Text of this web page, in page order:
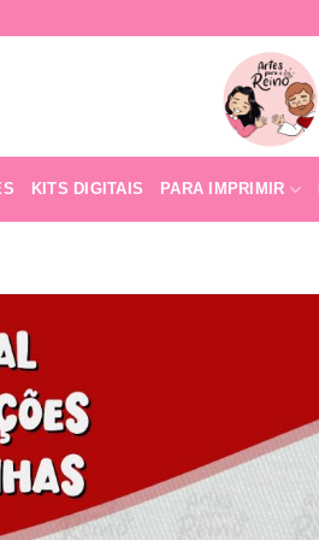
KITS DIGITAIS PARA IMPRIMIR